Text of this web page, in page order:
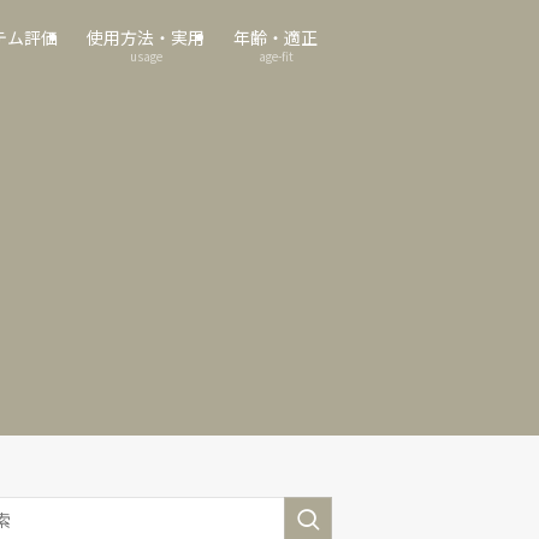
ム評価 使用方法・実用
usage
年齢・適正
age-fit